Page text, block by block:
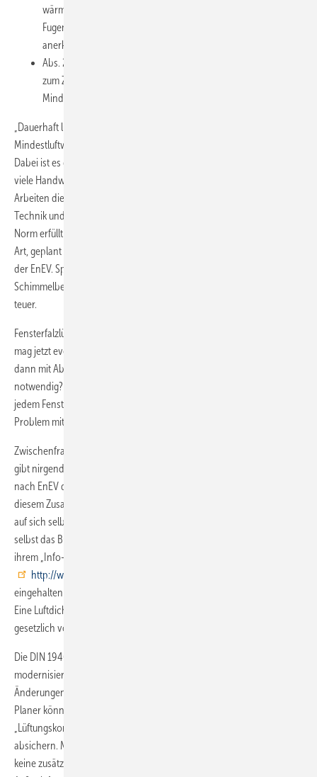
wärmeübertragende Umfassungsfläche einschließlich der
Fugen dauerhaft luftundurchlässig entsprechend den
anerkannten Regeln der Technik abgedichtet ist . . . “
Abs. 2: „Zu errichtende Gebäude sind so auszuführen, dass der
zum Zwecke der Gesundheit und Beheizung erforderliche
Mindestluftwechsel sichergestellt ist.“
„Dauerhaft luftundurchlässig“ sowie „erforderlicher
Mindestluftwechsel“ dürften die entscheidenden Schlagwörter sein.
Dabei ist es gar nicht so schwer, beides zu erfüllen. Gleichwohl sehen
viele Handwerker und Planer darin eine echte Herausforderung.
Arbeiten die Bauhandwerker nach den anerkannten Regeln der
Technik und erledigen ihren Teil korrekt, so ist der erste Absatz der
Norm erfüllt. Wenn aber vorher keine Wohnungslüftung, egal welcher
Art, geplant wurde, hat der Planer nun ein Problem mit dem Absatz 2
der EnEV. Spätestens wenn in der Wohnung die erste
Schimmelbelastung auftritt, wird es ernst und in der Regel auch sehr
teuer.
Fensterfalzlüfter sind für viele dann die Universal-Problemlösung. Hier
mag jetzt eventuell der Absatz 2 eingehalten werden, aber was ist
dann mit Absatz 1? Wie viele Öffnungen sind dann überhaupt
notwendig? Egal, in der Praxis wird aus der Unsicherheit heraus in
jedem Fenster mindestens eine eingebaut. Nun gibt es aber wieder ein
Problem mit dem Absatz 1.
Zwischenfrage: Wie hoch ist der Mindestluftwechsel nach EnEV? Es
gibt nirgends einen Hinweis, wo oder wie die Mindestluftwechselzahl
nach EnEV definiert ist. Selbst ein Hinweis auf die DIN 4108 fehlt in
diesem Zusammenhang. Handwerker und Planer sind verlassen und
auf sich selbst gestellt. Man bedenke, die EnEV ist ein Gesetz. Und
selbst das Bundesinstitut für Bau-, Stadt- und Raumforschung hat auf
ihrem „Info-Portal“ zum Thema Mindestluftwechsel nichts zu bieten (
http://www.bbsr-energieeinsparung.de
eingehalten werden, wenn niemand genau sagt, was einzuhalten ist?
Eine Luftdichtheitsprüfung ist, nebenbei bemerkt, ebenso wenig
gesetzlich vorgeschrieben.
Die DIN 1946-6 fordert: „Für neu zu errichtende oder zu
modernisierende Gebäude mit lüftungstechnisch relevanten
Änderungen ist ein Lüftungskonzept zu erstellen.“ Handwerker und
Planer können sich nun zum Beispiel mit dem Planungstool
„Lüftungskonzept“ vom Bundesverband für Wohnungslüftung e.V.
absichern. Mit ein paar einfachen Klicks lässt sich dort zeigen, dass
keine zusätzliche Maßnahme zur Sicherstellung des